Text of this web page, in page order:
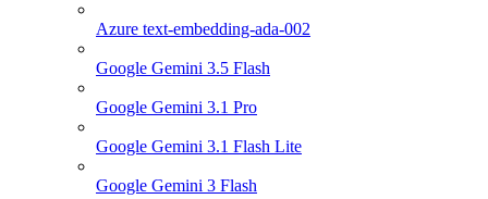
Azure text-embedding-ada-002
Google Gemini 3.5 Flash
Google Gemini 3.1 Pro
Google Gemini 3.1 Flash Lite
Google Gemini 3 Flash